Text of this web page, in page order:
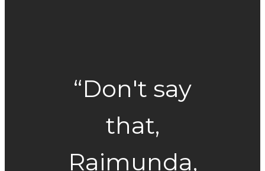
“Don't say
that,
Raimunda,